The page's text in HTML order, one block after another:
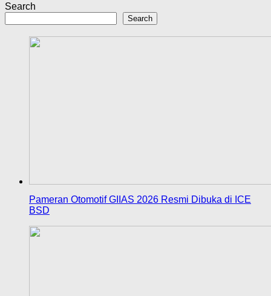
Search
Search
Pameran Otomotif GIIAS 2026 Resmi Dibuka di ICE
BSD